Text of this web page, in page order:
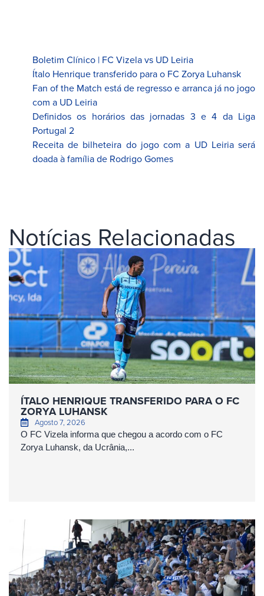
Boletim Clínico | FC Vizela vs UD Leiria
Ítalo Henrique transferido para o FC Zorya Luhansk
Fan of the Match está de regresso e arranca já no jogo
com a UD Leiria
Definidos os horários das jornadas 3 e 4 da Liga
Portugal 2
Receita de bilheteira do jogo com a UD Leiria será
doada à família de Rodrigo Gomes
Notícias Relacionadas
ÍTALO HENRIQUE TRANSFERIDO PARA O FC
ZORYA LUHANSK
Agosto 7, 2026
O FC Vizela informa que chegou a acordo com o FC
Zorya Luhansk, da Ucrânia,...